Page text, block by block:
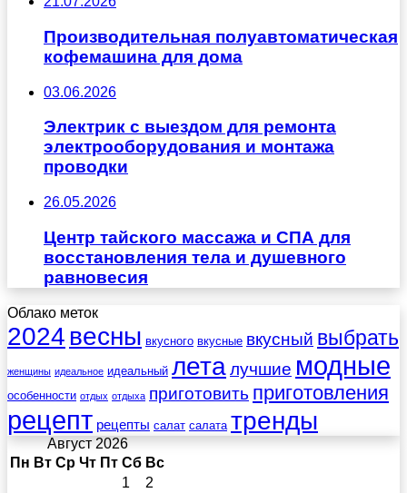
Производительная полуавтоматическая
кофемашина для дома
03.06.2026
Электрик с выездом для ремонта
электрооборудования и монтажа
проводки
26.05.2026
Центр тайского массажа и СПА для
восстановления тела и душевного
равновесия
Облако меток
2024 весны вкусного вкусные вкусный выбрать
женщины идеальное идеальный леталучшие модные
особенности отдых отдыха приготовить приготовления
рецепт рецепты салат салата тренды
Август 2026
Пн Вт Ср Чт Пт Сб Вс
1
2